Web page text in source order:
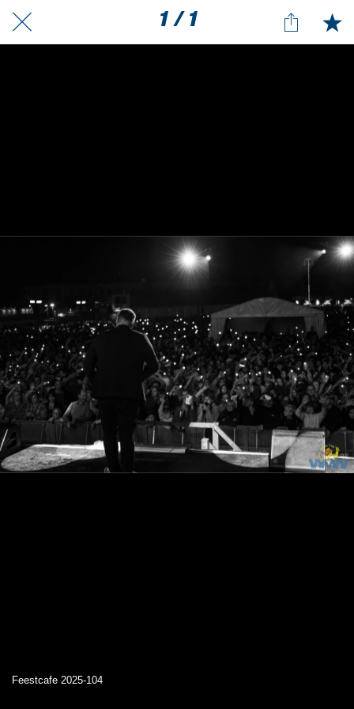
1 / 1
Feestcafe 2025-104